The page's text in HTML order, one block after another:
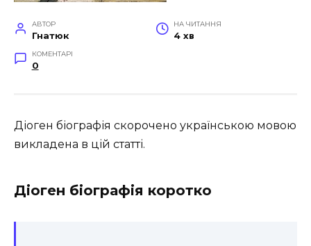
АВТОР
Гнатюк
НА ЧИТАННЯ
4 хв
КОМЕНТАРІ
0
Діоген біографія скорочено українською мовою
викладена в цій статті.
Діоген біографія коротко